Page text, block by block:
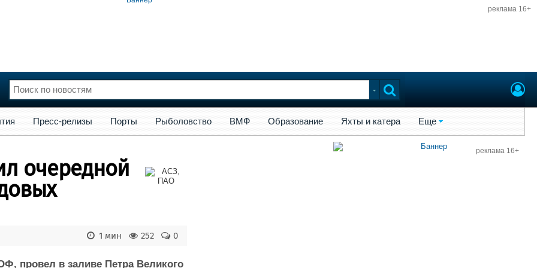
реклама 16+
Флот
Форум
Отзывы
Пресс-релизы Порты Рыболовство ВМФ Образование Яхты и катера Еще
очередной
0
252
1 мин
провел в заливе Петра Великого
реклама 16+